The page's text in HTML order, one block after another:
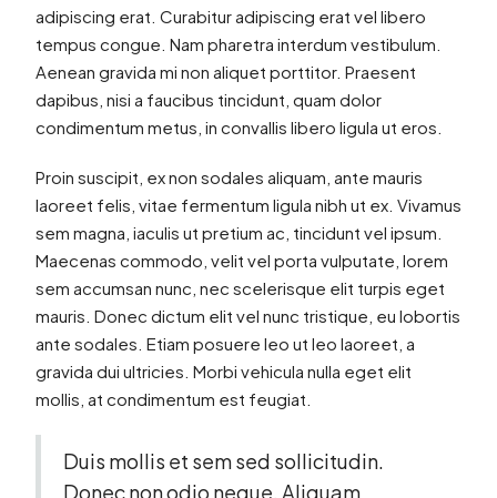
adipiscing erat. Curabitur adipiscing erat vel libero
tempus congue. Nam pharetra interdum vestibulum.
Aenean gravida mi non aliquet porttitor. Praesent
dapibus, nisi a faucibus tincidunt, quam dolor
condimentum metus, in convallis libero ligula ut eros.
Proin suscipit, ex non sodales aliquam, ante mauris
laoreet felis, vitae fermentum ligula nibh ut ex. Vivamus
sem magna, iaculis ut pretium ac, tincidunt vel ipsum.
Maecenas commodo, velit vel porta vulputate, lorem
sem accumsan nunc, nec scelerisque elit turpis eget
mauris. Donec dictum elit vel nunc tristique, eu lobortis
ante sodales. Etiam posuere leo ut leo laoreet, a
gravida dui ultricies. Morbi vehicula nulla eget elit
mollis, at condimentum est feugiat.
Duis mollis et sem sed sollicitudin.
Donec non odio neque. Aliquam